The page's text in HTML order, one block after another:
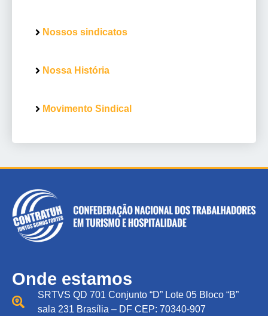
Nossos sindicatos
Nossa História
Movimento Sindical
Onde estamos
SRTVS QD 701 Conjunto “D” Lote 05 Bloco “B”
sala 231 Brasília – DF CEP: 70340-907